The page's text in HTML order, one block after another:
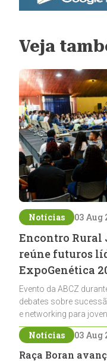
Veja
Notícias 03 Aug
Encontro Rural
reúne futuros
ExpoGenética
Evento da ABCZ
debates sobre
e networking para
Notícias 03 Aug
Raça Boran